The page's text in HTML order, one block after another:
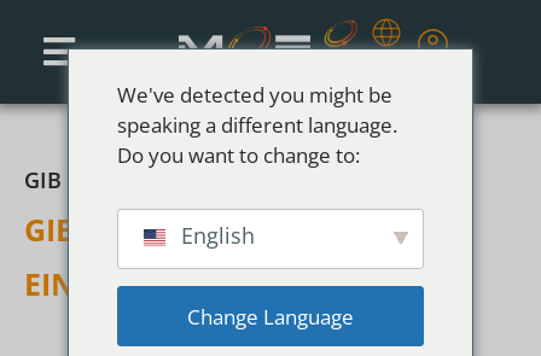
GIB HIER DEINE ÜBERSCHRIFT EIN.
GIB HIER DEINE ÜBERSCHRIFT
EIN.
Benutze den SMARTfloor als Taschenrechner!
We've detected you might be
speaking a different language.
Do you want to change to:
English
Change Language